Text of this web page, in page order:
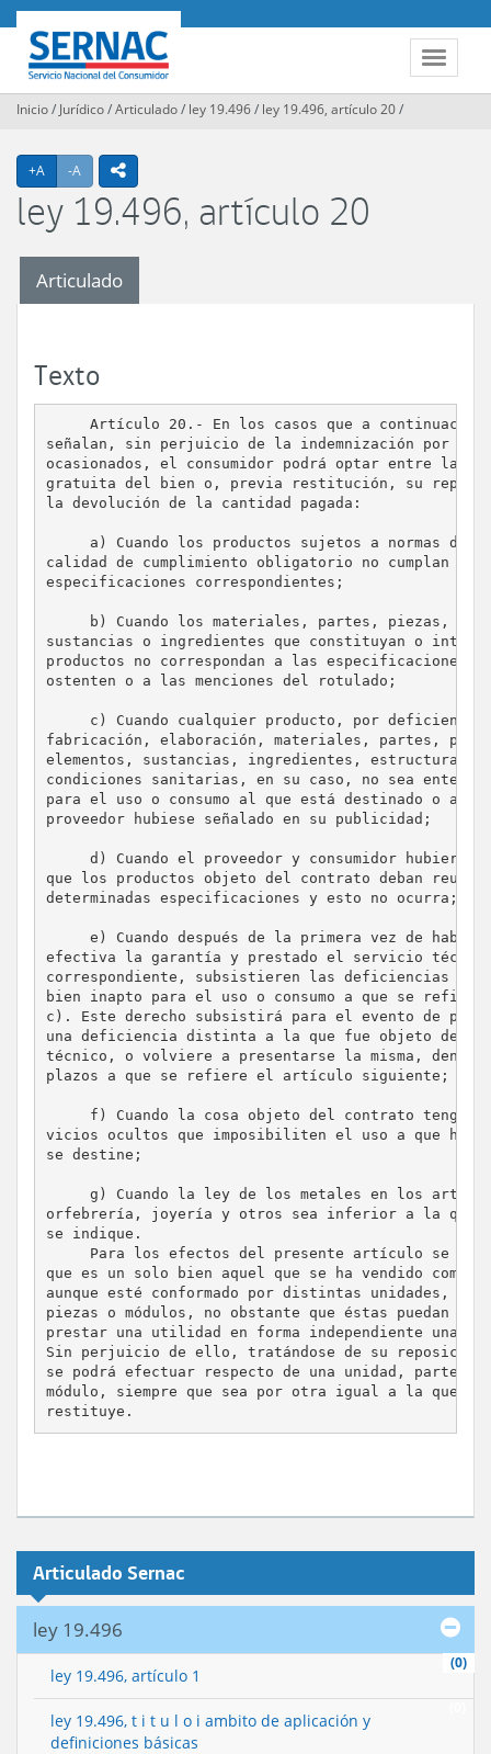
Contenido
principal
Toggle
SERNAC
Inicio/ Jurídico/Articulado/ ley 19.496/ ley 19.496, artículo 20/
+A Agrandar texto
-A Achicar textoicono compartir
ley 19.496, artículo 20
Articulado
Texto
Artículo 20.- En los casos que a continuación
señalan, sin perjuicio de la indemnización por los
ocasionados, el consumidor podrá optar entre la
gratuita del bien o, previa restitución, su
la devolución de la cantidad pagada:
a) Cuando los productos sujetos a normas de
calidad de cumplimiento obligatorio no cumplan las
especificaciones correspondientes;
b) Cuando los materiales, partes, piezas,
sustancias o ingredientes que constituyan o
productos no correspondan a las especificaciones
ostenten o a las menciones del rotulado;
c) Cuando cualquier producto, por
fabricación, elaboración, materiales, partes,
elementos, sustancias, ingredientes, estructura,
condiciones sanitarias, en su caso, no sea
para el uso o consumo al que está destinado o al
proveedor hubiese señalado en su publicidad;
d) Cuando el proveedor y consumidor hubieren
que los productos objeto del contrato deban reunir
determinadas especificaciones y esto no ocurra;
e) Cuando después de la primera vez de
efectiva la garantía y prestado el servicio
correspondiente, subsistieren las deficiencias que
bien inapto para el uso o consumo a que se
c). Este derecho subsistirá para el evento de
una deficiencia distinta a la que fue objeto del
técnico, o volviere a presentarse la misma, dentro
plazos a que se refiere el artículo siguiente;
f) Cuando la cosa objeto del contrato tenga
vicios ocultos que imposibiliten el uso a que
se destine;
g) Cuando la ley de los metales en los
orfebrería, joyería y otros sea inferior a la que
se indique.
Para los efectos del presente artículo se
que es un solo bien aquel que se ha vendido como
aunque esté conformado por distintas unidades,
piezas o módulos, no obstante que éstas puedan o
prestar una utilidad en forma independiente unas
Sin perjuicio de ello, tratándose de su
se podrá efectuar respecto de una unidad, parte,
módulo, siempre que sea por otra igual a la que se
Articulado Sernac
ley 19.496
(0)
ley 19.496, artículo 1
ley 19.496, t i t u l o i ambito de aplicación y
definiciones básicas